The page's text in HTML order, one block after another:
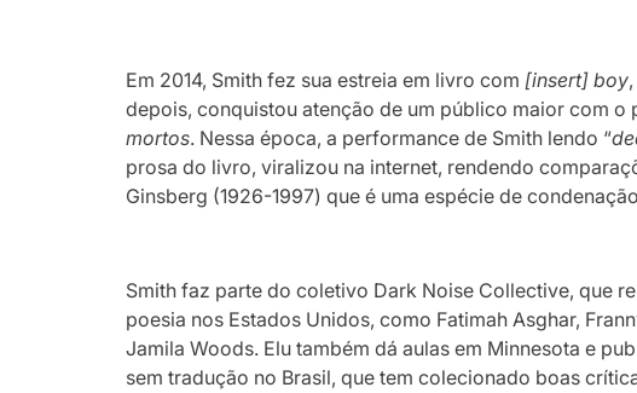
Em 2014, Smith fez sua estreia em livro com [insert] boy
depois, conquistou atenção de um público maior com
mortos. Nessa época, a performance de Smith lendo “
prosa do livro, viralizou na internet, rendendo
Ginsberg (1926-1997) que é uma espécie de
Smith faz parte do coletivo Dark Noise Collective, que
poesia nos Estados Unidos, como Fatimah Asghar,
Jamila Woods. Elu também dá aulas em Minnesota e
sem tradução no Brasil, que tem colecionado boas